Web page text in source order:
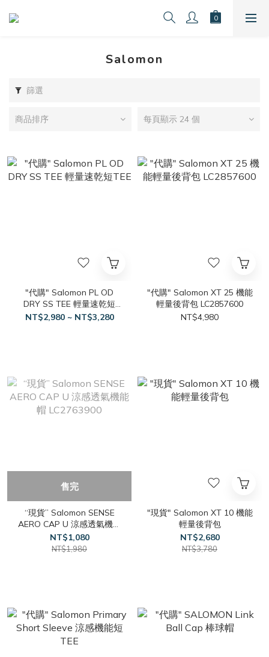
Salomon
篩選
商品排序 每頁顯示 24 個
"代購" Salomon PL OD
DRY SS TEE 輕量速乾短
TEE
NT$2,980 ~ NT$3,280
"代購" Salomon XT 25 機能
輕量後背包 LC2857600
NT$4,980
售完
“現貨” Salomon SENSE
AERO CAP U 涼感透氣機能
帽 LC2763900
NT$1,080
NT$1,980
"現貨" Salomon XT 10 機能
輕量後背包
NT$2,680
NT$3,780